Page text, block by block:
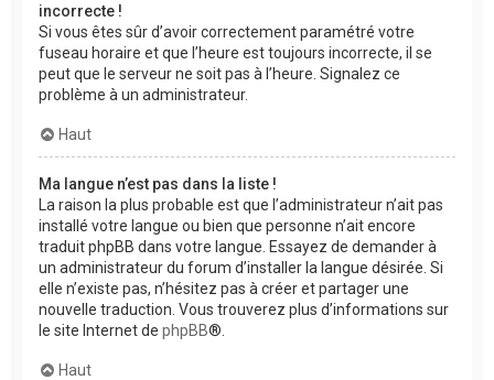
incorrecte !
Si vous êtes sûr d’avoir correctement paramétré votre
fuseau horaire et que l’heure est toujours incorrecte, il se
peut que le serveur ne soit pas à l’heure. Signalez ce
problème à un administrateur.
Haut
Ma langue n’est pas dans la liste !
La raison la plus probable est que l’administrateur n’ait pas
installé votre langue ou bien que personne n’ait encore
traduit phpBB dans votre langue. Essayez de demander à
un administrateur du forum d’installer la langue désirée. Si
elle n’existe pas, n’hésitez pas à créer et partager une
nouvelle traduction. Vous trouverez plus d’informations sur
le site Internet de phpBB®.
Haut